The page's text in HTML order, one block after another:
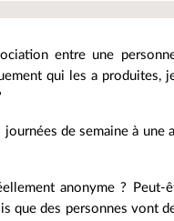
entre une
qui les a produites,
de semaine à une
anonyme ? Peut-
que des personnes vont